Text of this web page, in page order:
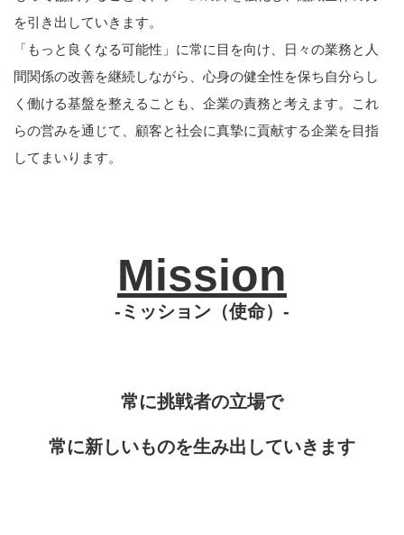
を引き出していきます。
「もっと良くなる可能性」に常に目を向け、日々の業務と人
間関係の改善を継続しながら、心身の健全性を保ち自分らし
く働ける基盤を整えることも、企業の責務と考えます。これ
らの営みを通じて、顧客と社会に真摯に貢献する企業を目指
してまいります。
Mission
-ミッション（使命）-
常に挑戦者の立場で
常に新しいものを生み出していきます